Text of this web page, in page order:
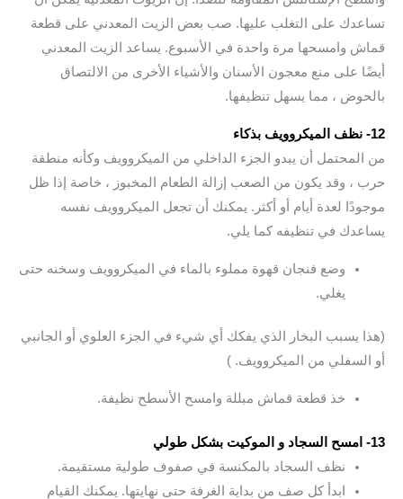
تساعدك على التغلب عليها. صب بعض الزيت المعدني على قطعة
قماش وامسحها مرة واحدة في الأسبوع. يساعد الزيت المعدني
أيضًا على منع معجون الأسنان والأشياء الأخرى من الالتصاق
بالحوض ، مما يسهل تنظيفها.
12- نظف الميكروويف بذكاء
من المحتمل أن يبدو الجزء الداخلي من الميكروويف وكأنه منطقة
حرب ، وقد يكون من الصعب إزالة الطعام المخبوز ، خاصة إذا ظل
موجودًا لعدة أيام أو أكثر. يمكنك أن تجعل الميكروويف نفسه
يساعدك في تنظيفه كما يلي.
وضع فنجان قهوة مملوء بالماء في الميكروويف وسخنه حتى
يغلي.
(هذا يسبب البخار الذي يفكك أي شيء في الجزء العلوي أو الجانبي
أو السفلي من الميكروويف. )
خذ قطعة قماش مبللة وامسح الأسطح نظيفة.
13- امسح السجاد و الموكيت بشكل طولي
نظف السجاد بالمكنسة في صفوف طولية مستقيمة.
ابدأ كل صف من بداية الغرفة حتى نهايتها. يمكنك القيام